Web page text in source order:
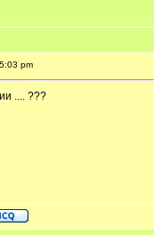
pm
.... ???